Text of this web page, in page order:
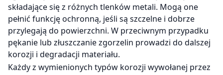
składające się z różnych tlenków metali. Mogą one
pełnić funkcję ochronną, jeśli są szczelne i dobrze
przylegają do powierzchni. W przeciwnym przypadku
pękanie lub złuszczanie zgorzelin prowadzi do dalszej
korozji i degradacji materiału.
Każdy z wymienionych typów korozji wywołanej przez